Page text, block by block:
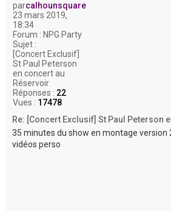
parcalhounsquare
23 mars 2019,
18:34
Forum : NPG Party
Sujet :
[Concert Exclusif]
St Paul Peterson
en concert au
Réservoir
Réponses : 22
Vues : 17478
Re: [Concert Exclusif] St Paul Peterson
35 minutes du show en montage version
vidéos perso